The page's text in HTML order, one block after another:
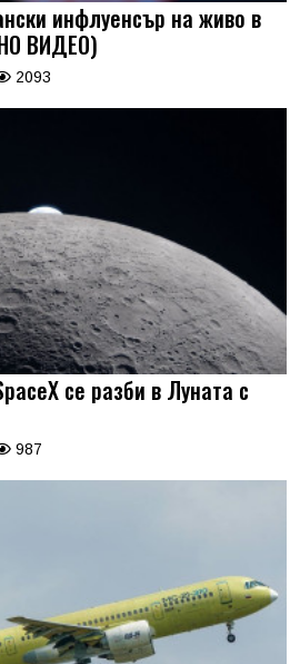
инфлуенсър на живо в
ВИДЕО)
2093
се разби в Луната с
987